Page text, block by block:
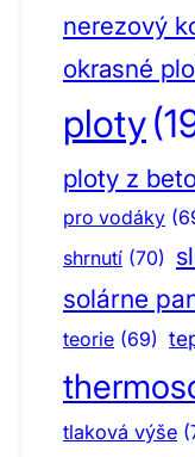
nerezový
okrasné
ploty
ploty z
pro vodáky
shrnutí (70)
solárne
teorie (69)
tlaková výše